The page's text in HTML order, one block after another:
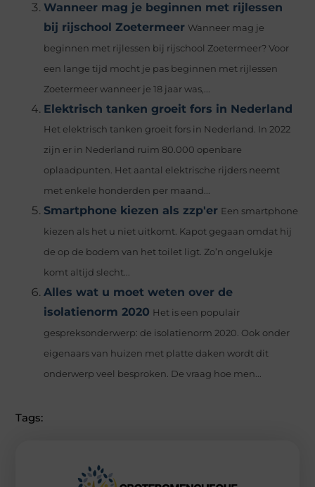
Wanneer mag je beginnen met rijlessen
bij rijschool Zoetermeer Wanneer mag je
beginnen met rijlessen bij rijschool Zoetermeer? Voor
een lange tijd mocht je pas beginnen met rijlessen
Zoetermeer wanneer je 18 jaar was,...
Elektrisch tanken groeit fors in Nederland
Het elektrisch tanken groeit fors in Nederland. In 2022
zijn er in Nederland ruim 80.000 openbare
oplaadpunten. Het aantal elektrische rijders neemt
met enkele honderden per maand...
Smartphone kiezen als zzp'er Een smartphone
kiezen als het u niet uitkomt. Kapot gegaan omdat hij
de op de bodem van het toilet ligt. Zo’n ongelukje
komt altijd slecht...
Alles wat u moet weten over de
isolatienorm 2020 Het is een populair
gespreksonderwerp: de isolatienorm 2020. Ook onder
eigenaars van huizen met platte daken wordt dit
onderwerp veel besproken. De vraag hoe men...
Tags: